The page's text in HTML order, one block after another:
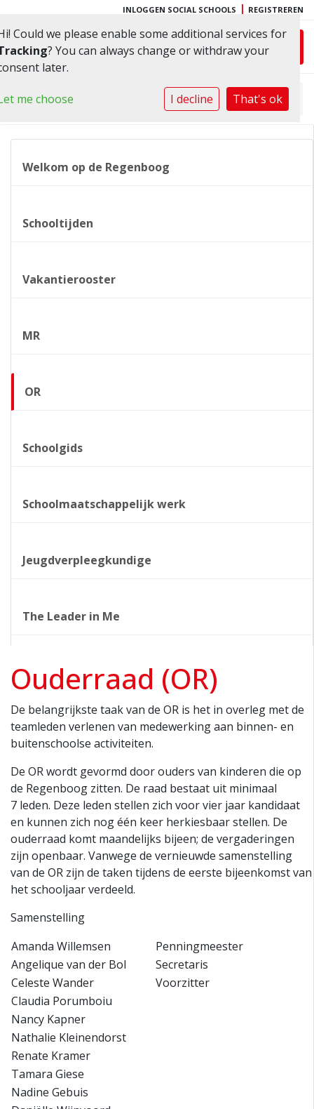
INLOGGEN SOCIAL SCHOOLS | REGISTREREN
Home » Informatie» OR
Welkom op de Regenboog
Schooltijden
Vakantierooster
MR
OR
Schoolgids
Schoolmaatschappelijk werk
Jeugdverpleegkundige
The Leader in Me
Ouderraad (OR)
De belangrijkste taak van de OR is het in overleg met de
teamleden verlenen van medewerking aan binnen- en
buitenschoolse activiteiten.
De OR wordt gevormd door ouders van kinderen die op
de Regenboog zitten. De raad bestaat uit minimaal
7 leden. Deze leden stellen zich voor vier jaar kandidaat
en kunnen zich nog één keer herkiesbaar stellen. De
ouderraad komt maandelijks bijeen; de vergaderingen
zijn openbaar. Vanwege de vernieuwde samenstelling
van de OR zijn de taken tijdens de eerste bijeenkomst van
het schooljaar verdeeld.
Samenstelling
Amanda Willemsen
Penningmeester
Angelique van der Bol Secretaris
Celeste Wander
Voorzitter
Claudia Porumboiu
Nancy Kapner
Nathalie Kleinendorst
Renate Kramer
Tamara Giese
Nadine Gebuis
Could we please enable some additional services for
? You can always change or withdraw your
later.
me choose I decline That's ok